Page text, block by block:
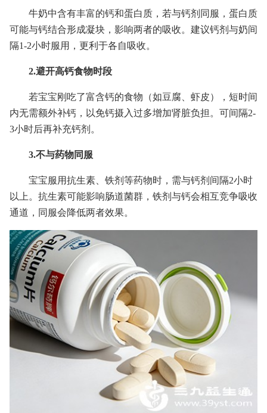
牛奶中含有丰富的钙和蛋白质，若与钙剂同服，蛋白质
可能与钙结合形成凝块，影响两者的吸收。建议钙剂与奶间
隔1-2小时服用，更利于各自吸收。
2.避开高钙食物时段
若宝宝刚吃了富含钙的食物（如豆腐、虾皮），短时间
内无需额外补钙，以免钙摄入过多增加肾脏负担。可间隔2-
3小时后再补充钙剂。
3.不与药物同服
宝宝服用抗生素、铁剂等药物时，需与钙剂间隔2小时
以上。抗生素可能影响肠道菌群，铁剂与钙会相互竞争吸收
通道，同服会降低两者效果。